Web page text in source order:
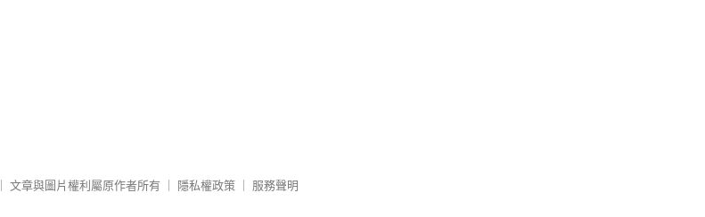
文章與圖片權利屬原作者所有 隱私權政策 服務聲明